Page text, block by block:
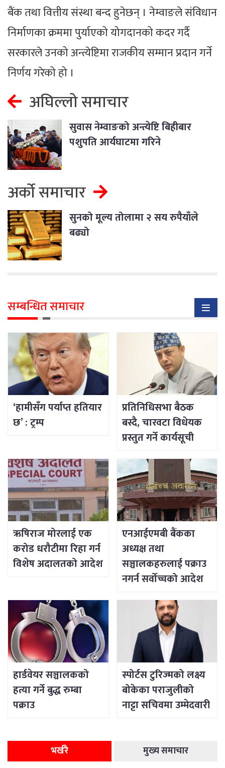
बैंक तथा वित्तीय संस्था बन्द हुनेछन् । नेम्वाङले संविधान
निर्माणका क्रममा पुर्याएको योगदानको कदर गर्दै
सरकारले उनको अन्त्येष्टिमा राजकीय सम्मान प्रदान गर्ने
निर्णय गरेको हो ।
अघिल्लो समाचार
सुवास नेम्वाङको अन्त्येष्टि बिहीबार
पशुपति आर्यघाटमा गरिने
अर्को समाचार
सुनको मूल्य तोलामा २ सय रुपैयाँले
बढ्यो
सम्बन्धित समाचार
‘हामीसँग पर्याप्त हतियार
छ’ : ट्रम्प
प्रतिनिधिसभा बैठक
बस्दै, चारवटा विधेयक
प्रस्तुत गर्ने कार्यसूची
ऋषिराज मोरलाई एक
करोड धरौटीमा रिहा गर्न
विशेष अदालतको आदेश
एनआईएमबी बैंकका
अध्यक्ष तथा
सञ्चालकहरुलाई पक्राउ
नगर्न सर्वोच्चको आदेश
हार्डवेयर सञ्चालकको
हत्या गर्ने बुद्ध रुम्बा
पक्राउ
स्पोर्टस टुरिज्मको लक्ष्य
बोकेका पराजुलीको
नाट्टा सचिवमा उम्मेदवारी
भर्खरै मुख्य समाचार